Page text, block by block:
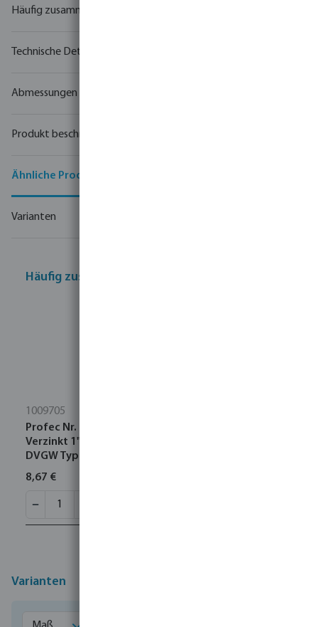
Häufig zusammen gekauft
Technische Details
Abmessungen
Produkt beschreibung
Ähnliche Produkte
Varianten
Häufig zusammen gekauft
1009705
Profec Nr. 97 Winkelverschraubung 90° Gusseisen
Verzinkt 1" Innengewinde x Außengewinde 25bar
DVGW Typ Flach
8,67 €
Varianten